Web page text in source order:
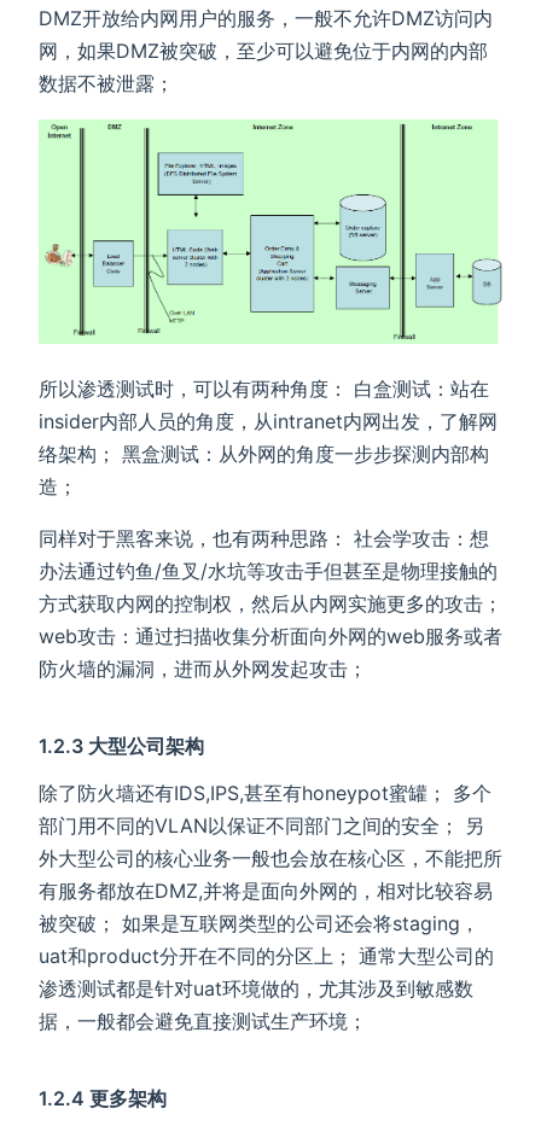
DMZ开放给内网用户的服务，一般不允许DMZ访问内
网，如果DMZ被突破，至少可以避免位于内网的内部
数据不被泄露；
所以渗透测试时，可以有两种角度： 白盒测试：站在
insider内部人员的角度，从intranet内网出发，了解网
络架构； 黑盒测试：从外网的角度一步步探测内部构
造；
同样对于黑客来说，也有两种思路： 社会学攻击：想
办法通过钓鱼/鱼叉/水坑等攻击手但甚至是物理接触的
方式获取内网的控制权，然后从内网实施更多的攻击；
web攻击：通过扫描收集分析面向外网的web服务或者
防火墙的漏洞，进而从外网发起攻击；
1.2.3 大型公司架构
除了防火墙还有IDS,IPS,甚至有honeypot蜜罐； 多个
部门用不同的VLAN以保证不同部门之间的安全； 另
外大型公司的核心业务一般也会放在核心区，不能把所
有服务都放在DMZ,并将是面向外网的，相对比较容易
被突破； 如果是互联网类型的公司还会将staging，
uat和product分开在不同的分区上； 通常大型公司的
渗透测试都是针对uat环境做的，尤其涉及到敏感数
据，一般都会避免直接测试生产环境；
1.2.4 更多架构